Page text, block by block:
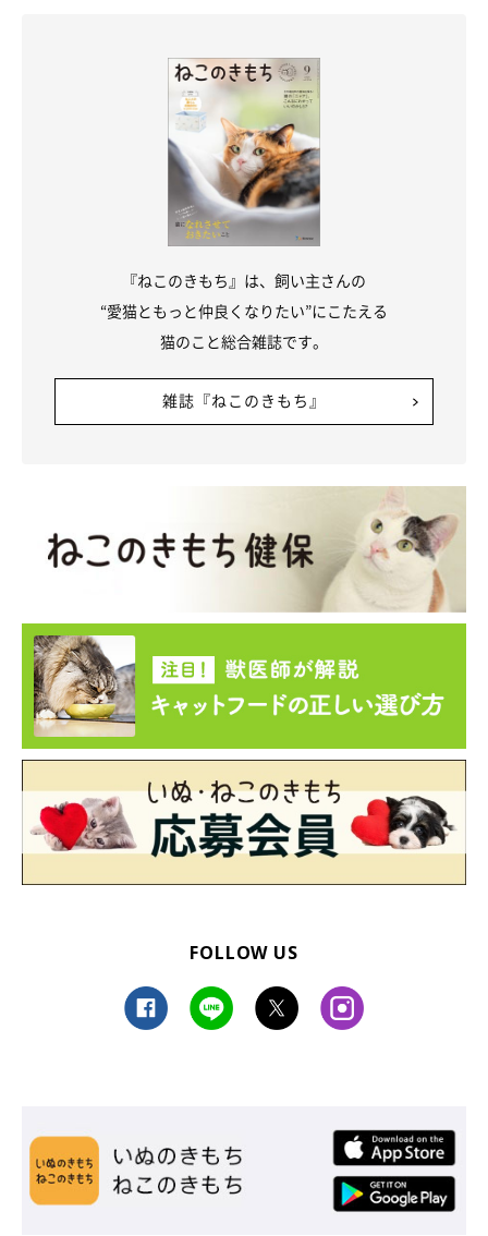
たしかに、著者宅の猫たちを思い返してみると、頻繁にスリスリ
する猫もいれば、必要最小限だけスリスリするタイプの猫もいま
した。いずれにせよ大切なことは、猫との信頼関係をきちんと築
いておくことだといえそうですね。
（監修：いぬのきもち・ねこのきもち獣医師相談室 担当獣医
取材・文／kagio
※写真は「いぬ・ねこのきもちアプリ」で投稿されたものです。
※記事と写真に関連性はありませんので予めご了承ください。
『ねこのきもち』は、飼い主さんの
“愛猫ともっと仲良くなりたい”にこたえる
猫のこと総合雑誌です。
雑誌『ねこのきもち』
FOLLOW US